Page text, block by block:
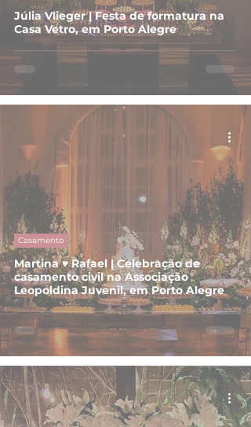
Júlia Vlieger | Festa de formatura na
Casa Vetro, em Porto Alegre
Martina ♥ Rafael | Celebração de
casamento civil na Associação
Leopoldina Juvenil, em Porto Alegre
Casamento